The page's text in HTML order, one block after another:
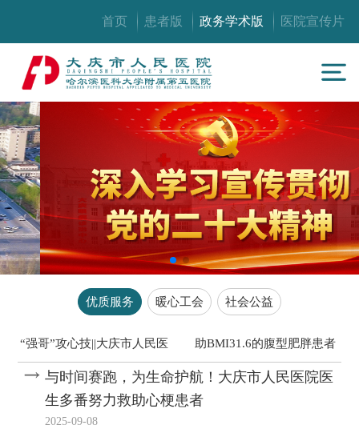
首页 患者版 政务学术版 医院宣传片
优质服务 暖心工会 社会公益
“强哥”攻心技||大庆市人民医
院接连攻克两例四级高难度
心脏手术
助BMI31.6的腹型肥胖患者
避开致盲风险！大庆市人民
医院妇科完成阴式非脱垂全
与时间赛跑，为生命护航！大庆市人民医院医
生多番努力救助心梗患者
2025-09-08